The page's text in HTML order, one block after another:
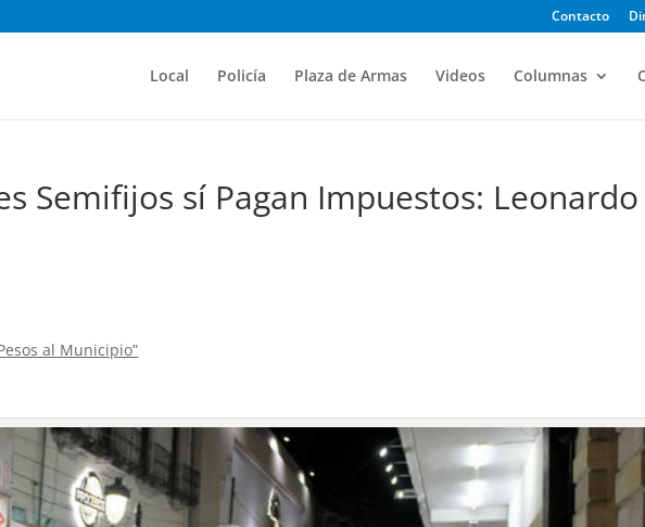
Contacto
Local Policía Plaza de Armas Videos Columnas
Semifijos sí Pagan Impuestos: Leonardo
al Municipio”